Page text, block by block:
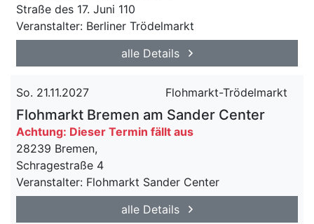
Straße des 17. Juni 110
Veranstalter: Berliner Trödelmarkt
alle Details
So. 21.11.2027 Flohmarkt-Trödelmarkt
Flohmarkt Bremen am Sander Center
Achtung: Dieser Termin fällt aus
28239 Bremen,
Schragestraße 4
Veranstalter: Flohmarkt Sander Center
alle Details